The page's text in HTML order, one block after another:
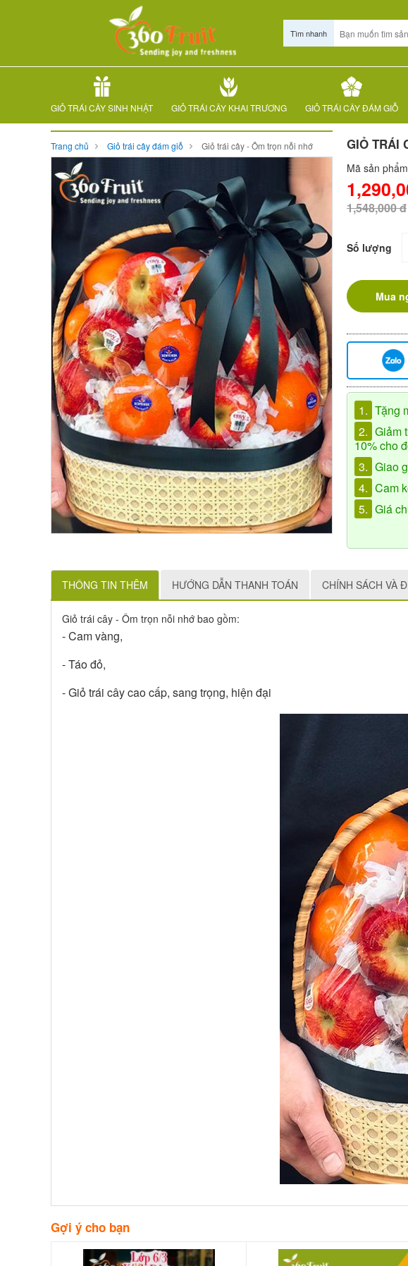
Tìm nhanh
GIỎ TRÁI CÂY SINH NHẬT GIỎ TRÁI CÂY KHAI TRƯƠNG GIỎ TRÁI CÂY ĐÁM GIỖ
Trang chủ Giỏ trái cây đám giỗ Giỏ trái cây - Ôm trọn nỗi nhớ GIỎ TRÁI
Mã sản
1,548,000 đ
Số lượng
Mua
1. Tặng
2. Giảm
10% cho
3. Giao
4. Cam
5. Giá
THÔNG TIN THÊM HƯỚNG DẪN THANH TOÁN CHÍNH SÁCH VÀ
Giỏ trái cây - Ôm trọn nỗi nhớ bao gồm:
- Cam vàng,
- Táo đỏ,
- Giỏ trái cây cao cấp, sang trọng, hiện đại
Gợi ý cho bạn